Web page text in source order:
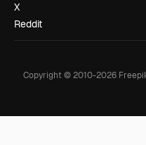
X
Reddit
Copyright © 2010-2026